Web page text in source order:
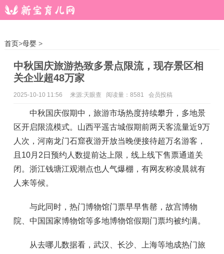
首页>母婴>
中秋国庆旅游热致多景点限流，现存景区相
关企业超48万家
2025-10-10 11:56 来源:天眼查 阅读量：8581 会员投稿
中秋国庆假期中，旅游市场热度持续攀升，多地景
区开启限流模式。山西平遥古城假期前两天客流量近9万
人次，河南龙门石窟夜游开放当晚便接待超万名游客，
且10月2日预约人数提前达上限，线上线下售票通道关
闭。浙江钱塘江观潮点也人气爆棚，有网友称凌晨就有
人来等候。
与此同时，热门博物馆门票早早售罄，故宫博物
院、中国国家博物馆等多地博物馆假期门票均被约满。
从去哪儿数据看，武汉、长沙、上海等地成热门旅